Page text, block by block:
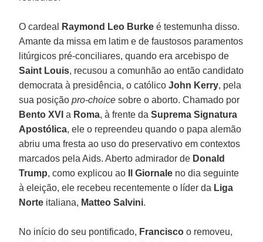
O cardeal Raymond Leo Burke é testemunha disso.
Amante da missa em latim e de faustosos paramentos
litúrgicos pré-conciliares, quando era arcebispo de
Saint Louis, recusou a comunhão ao então candidato
democrata à presidência, o católicoJohn Kerry, pela
sua posiçãopro-choice sobre o aborto. Chamado por
Bento XVIa Roma, à frente daSuprema Signatura
Apostólica, ele o repreendeu quando o papa alemão
abriu uma fresta ao uso do preservativo em contextos
marcados pela Aids. Aberto admirador de Donald
Trump, como explicou ao Il Giornale no dia seguinte
à eleição, ele recebeu recentemente o líder da Liga
Norte italiana, Matteo Salvini.
No início do seu pontificado, Francisco o removeu,